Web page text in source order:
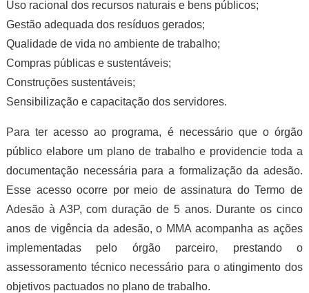
Uso racional dos recursos naturais e bens públicos;
Gestão adequada dos resíduos gerados;
Qualidade de vida no ambiente de trabalho;
Compras públicas e sustentáveis;
Construções sustentáveis;
Sensibilização e capacitação dos servidores.
Para ter acesso ao programa, é necessário que o órgão
público elabore um plano de trabalho e providencie toda a
documentação necessária para a formalização da adesão.
Esse acesso ocorre por meio de assinatura do Termo de
Adesão à A3P, com duração de 5 anos. Durante os cinco
anos de vigência da adesão, o MMA acompanha as ações
implementadas pelo órgão parceiro, prestando o
assessoramento técnico necessário para o atingimento dos
objetivos pactuados no plano de trabalho.